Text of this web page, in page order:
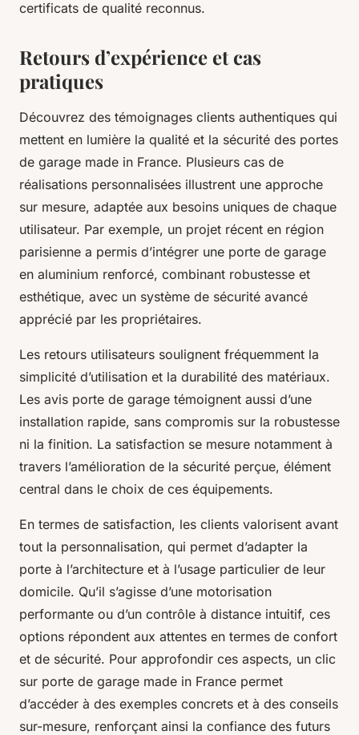
certificats de qualité reconnus.
Retours d’expérience et cas
pratiques
Découvrez des témoignages clients authentiques qui
mettent en lumière la qualité et la sécurité des portes
de garage made in France. Plusieurs cas de
réalisations personnalisées illustrent une approche
sur mesure, adaptée aux besoins uniques de chaque
utilisateur. Par exemple, un projet récent en région
parisienne a permis d’intégrer une porte de garage
en aluminium renforcé, combinant robustesse et
esthétique, avec un système de sécurité avancé
apprécié par les propriétaires.
Les retours utilisateurs soulignent fréquemment la
simplicité d’utilisation et la durabilité des matériaux.
Les avis porte de garage témoignent aussi d’une
installation rapide, sans compromis sur la robustesse
ni la finition. La satisfaction se mesure notamment à
travers l’amélioration de la sécurité perçue, élément
central dans le choix de ces équipements.
En termes de satisfaction, les clients valorisent avant
tout la personnalisation, qui permet d’adapter la
porte à l’architecture et à l’usage particulier de leur
domicile. Qu’il s’agisse d’une motorisation
performante ou d’un contrôle à distance intuitif, ces
options répondent aux attentes en termes de confort
et de sécurité. Pour approfondir ces aspects, un clic
sur porte de garage made in France permet
d’accéder à des exemples concrets et à des conseils
sur-mesure, renforçant ainsi la confiance des futurs